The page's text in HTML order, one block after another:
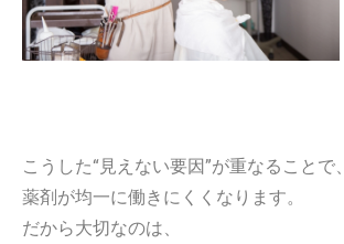
こうした“見えない要因”が重なることで、
薬剤が均一に働きにくくなります。
だから大切なのは、